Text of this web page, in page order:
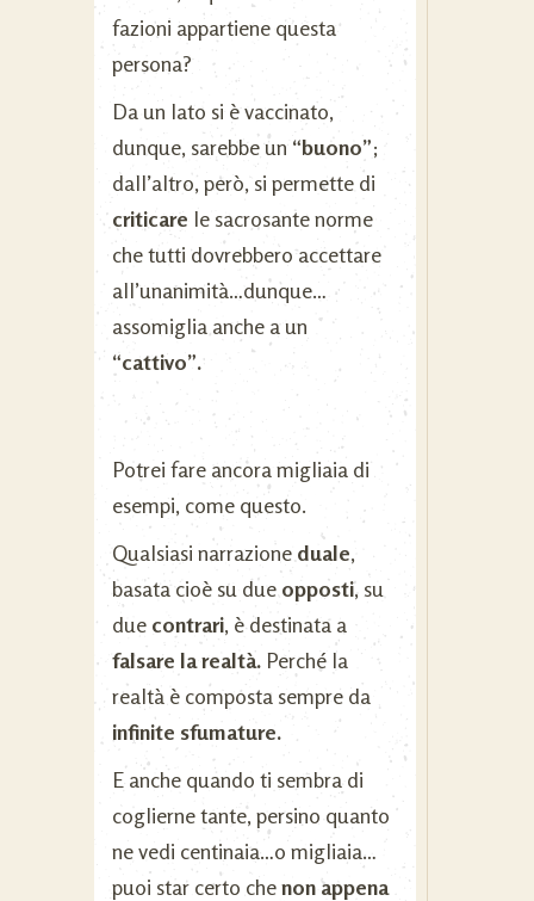
fazioni appartiene questa
persona?
Da un lato si è vaccinato,
dunque, sarebbe un“buono”;
dall’altro, però, si permette di
criticare le sacrosante norme
che tutti dovrebbero accettare
all’unanimità…dunque…
assomiglia anche a un
“cattivo”.
Potrei fare ancora migliaia di
esempi, come questo.
Qualsiasi narrazione duale,
basata cioè su due opposti, su
due contrari, è destinata a
falsare la realtà. Perché la
realtà è composta sempre da
infinite sfumature.
E anche quando ti sembra di
coglierne tante, persino quanto
ne vedi centinaia…o migliaia…
puoi star certo chenon appena